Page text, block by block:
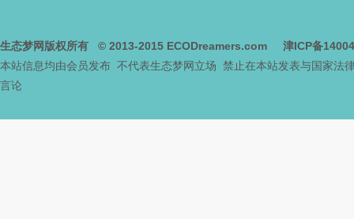
生态梦网版权所有 © 2013-2015 ECODreamers.com
津ICP备
本站信息均由会员发布 不代表生态梦网立场 禁止在本站发表与国家法
言论